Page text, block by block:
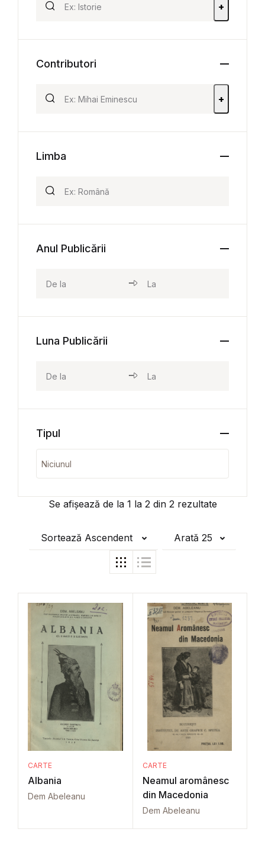
Se afișează de la 1 la 2din 2rezultate
Sortează Ascendent Arată 25
CARTE
Albania
Dem Abeleanu
CARTE
Neamul aromânesc
din Macedonia
Dem Abeleanu
+
Contributori
+
Limba
Anul Publicării
Luna Publicării
Tipul